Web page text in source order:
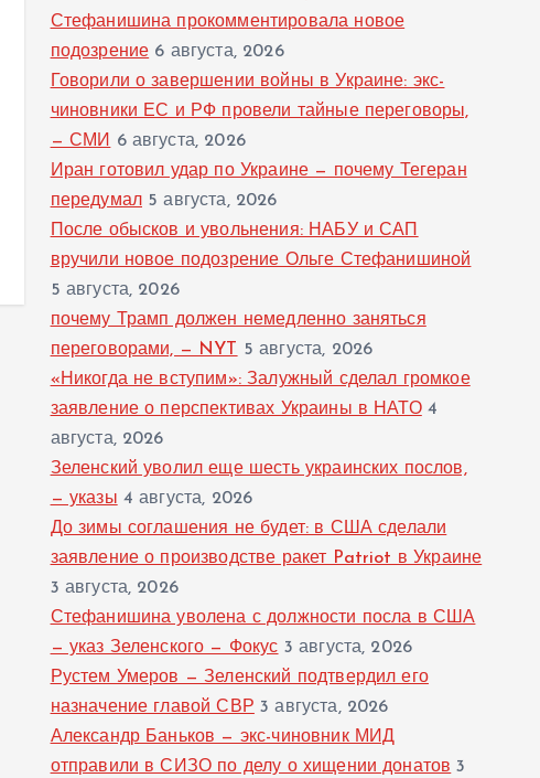
Стефанишина прокомментировала новое
подозрение 6 августа, 2026
Говорили о завершении войны в Украине: экс-
чиновники ЕС и РФ провели тайные переговоры,
— СМИ 6 августа, 2026
Иран готовил удар по Украине — почему Тегеран
передумал 5 августа, 2026
После обысков и увольнения: НАБУ и САП
вручили новое подозрение Ольге Стефанишиной
5 августа, 2026
почему Трамп должен немедленно заняться
переговорами, — NYT
5 августа, 2026
«Никогда не вступим»: Залужный сделал громкое
заявление о перспективах Украины в НАТО 4
августа, 2026
Зеленский уволил еще шесть украинских послов,
— указы 4 августа, 2026
До зимы соглашения не будет: в США сделали
заявление о производстве ракет Patriot в Украине
3 августа, 2026
Стефанишина уволена с должности посла в США
— указ Зеленского — Фокус 3 августа, 2026
Рустем Умеров — Зеленский подтвердил его
назначение главой СВР 3 августа, 2026
Александр Баньков — экс-чиновник МИД
отправили в СИЗО по делу о хищении донатов 3